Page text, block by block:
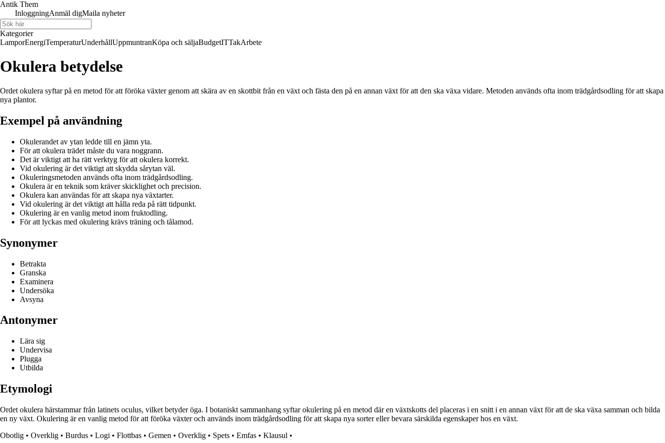
Antik Them
InloggningAnmäl digMaila nyheter
Kategorier
LamporEnergiTemperaturUnderhållUppmuntranKöpa och säljaBudgetITTakArbete
Okulera betydelse
Ordet okulera syftar på en metod för att föröka växter genom att skära av en skottbit från en växt och fästa den på en annan växt för att den ska växa vidare. Metoden används ofta inom trädgårdsodling för att skapa
nya plantor.
Exempel på användning
Okulerandet av ytan ledde till en jämn yta.
För att okulera trädet måste du vara noggrann.
Det är viktigt att ha rätt verktyg för att okulera korrekt.
Vid okulering är det viktigt att skydda sårytan väl.
Okuleringsmetoden används ofta inom trädgårdsodling.
Okulera är en teknik som kräver skicklighet och precision.
Okulera kan användas för att skapa nya växtarter.
Vid okulering är det viktigt att hålla reda på rätt tidpunkt.
Okulering är en vanlig metod inom fruktodling.
För att lyckas med okulering krävs träning och tålamod.
Synonymer
Betrakta
Granska
Examinera
Undersöka
Avsyna
Antonymer
Lära sig
Undervisa
Plugga
Utbilda
Etymologi
Ordet okulera härstammar från latinets oculus, vilket betyder öga. I botaniskt sammanhang syftar okulering på en metod där en växtskotts del placeras i en snitt i en annan växt för att de ska växa samman och bilda
en ny växt. Okulering är en vanlig metod för att föröka växter och används inom trädgårdsodling för att skapa nya sorter eller bevara särskilda egenskaper hos en växt.
Obotlig • Overklig • Burdus • Logi • Flottbas • Gemen • Overklig • Spets • Emfas • Klausul •